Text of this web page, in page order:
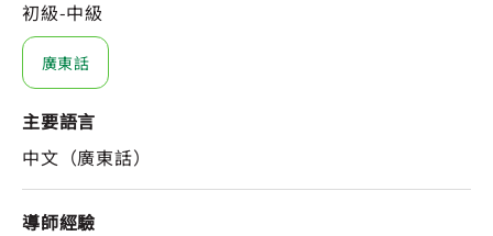
初級-中級
廣東話
主要語言
中文（廣東話）
導師經驗